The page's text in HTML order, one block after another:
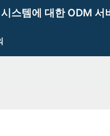
스템에 대한 ODM 서